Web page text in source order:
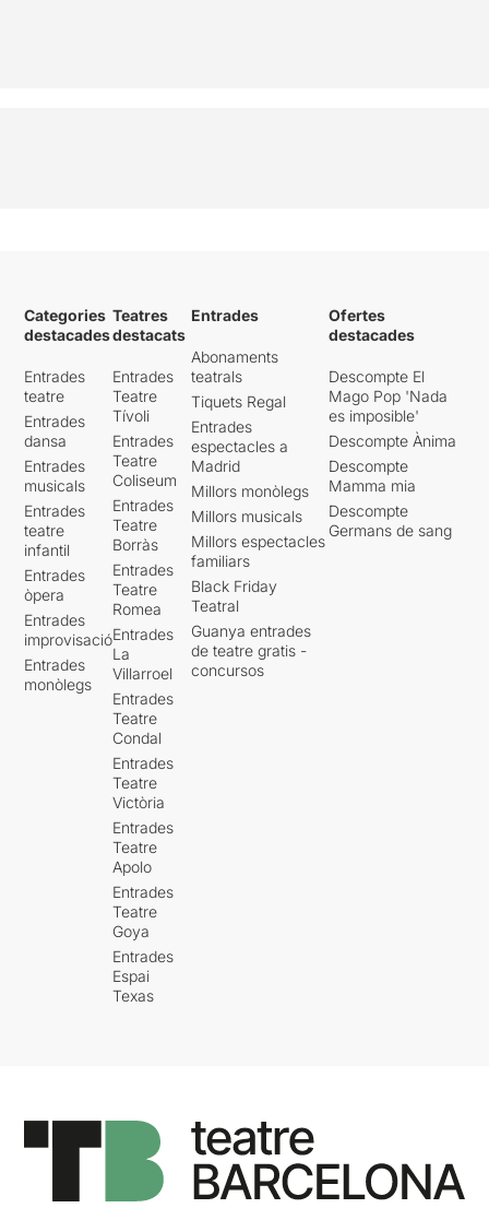
Categories
destacades
Entrades
teatre
Entrades
dansa
Entrades
musicals
Entrades
teatre
infantil
Entrades
òpera
Entrades
improvisació
Entrades
monòlegs
Teatres
destacats
Entrades
Teatre
Tívoli
Entrades
Teatre
Coliseum
Entrades
Teatre
Borràs
Entrades
Teatre
Romea
Entrades
La
Villarroel
Entrades
Teatre
Condal
Entrades
Teatre
Victòria
Entrades
Teatre
Apolo
Entrades
Teatre
Goya
Entrades
Espai
Texas
Entrades
Abonaments
teatrals
Tiquets Regal
Entrades
espectacles a
Madrid
Millors monòlegs
Millors musicals
Millors espectacles
familiars
Black Friday
Teatral
Guanya entrades
de teatre gratis -
concursos
Ofertes
destacades
Descompte El
Mago Pop 'Nada
es imposible'
Descompte Ànima
Descompte
Mamma mia
Descompte
Germans de sang